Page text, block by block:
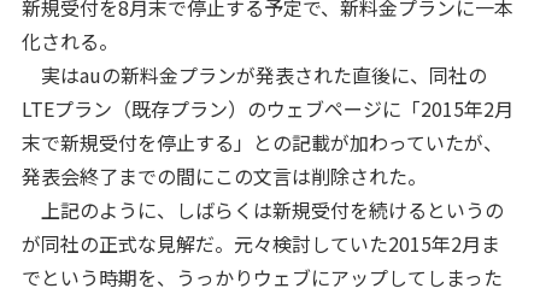
新規受付を8月末で停止する予定で、新料金プランに一本
化される。
実はauの新料金プランが発表された直後に、同社の
LTEプラン（既存プラン）のウェブページに「2015年2月
末で新規受付を停止する」との記載が加わっていたが、
発表会終了までの間にこの文言は削除された。
上記のように、しばらくは新規受付を続けるというの
が同社の正式な見解だ。元々検討していた2015年2月ま
でという時期を、うっかりウェブにアップしてしまった